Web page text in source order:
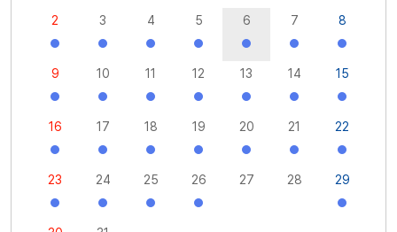
2 3 4 5 6 7 8
9 10 11 12 13 14 15
16 17 18 19 20 21 22
23 24 25 26 27 28 29